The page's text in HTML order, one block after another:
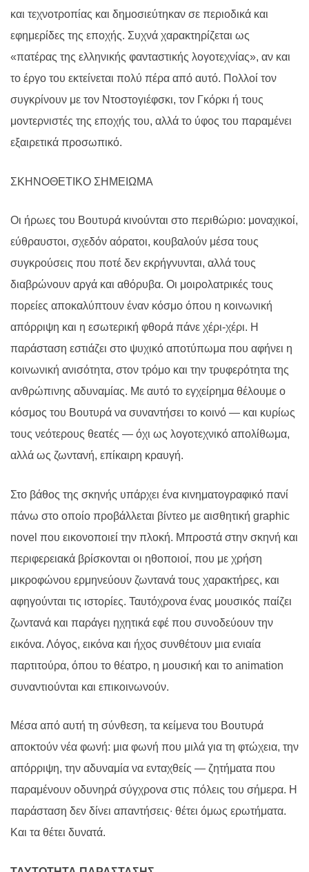
και τεχνοτροπίας και δημοσιεύτηκαν σε περιοδικά και
εφημερίδες της εποχής. Συχνά χαρακτηρίζεται ως
«πατέρας της ελληνικής φανταστικής λογοτεχνίας», αν και
το έργο του εκτείνεται πολύ πέρα από αυτό. Πολλοί τον
συγκρίνουν με τον Ντοστογιέφσκι, τον Γκόρκι ή τους
μοντερνιστές της εποχής του, αλλά το ύφος του παραμένει
εξαιρετικά προσωπικό.
ΣΚΗΝΟΘΕΤΙΚΟ ΣΗΜΕΙΩΜΑ
Οι ήρωες του Βουτυρά κινούνται στο περιθώριο: μοναχικοί,
εύθραυστοι, σχεδόν αόρατοι, κουβαλούν μέσα τους
συγκρούσεις που ποτέ δεν εκρήγνυνται, αλλά τους
διαβρώνουν αργά και αθόρυβα. Οι μοιρολατρικές τους
πορείες αποκαλύπτουν έναν κόσμο όπου η κοινωνική
απόρριψη και η εσωτερική φθορά πάνε χέρι-χέρι. Η
παράσταση εστιάζει στο ψυχικό αποτύπωμα που αφήνει η
κοινωνική ανισότητα, στον τρόμο και την τρυφερότητα της
ανθρώπινης αδυναμίας. Με αυτό το εγχείρημα θέλουμε ο
κόσμος του Βουτυρά να συναντήσει το κοινό — και κυρίως
τους νεότερους θεατές — όχι ως λογοτεχνικό απολίθωμα,
αλλά ως ζωντανή, επίκαιρη κραυγή.
Στο βάθος της σκηνής υπάρχει ένα κινηματογραφικό πανί
πάνω στο οποίο προβάλλεται βίντεο με αισθητική graphic
novel που εικονοποιεί την πλοκή. Μπροστά στην σκηνή και
περιφερειακά βρίσκονται οι ηθοποιοί, που με χρήση
μικροφώνου ερμηνεύουν ζωντανά τους χαρακτήρες, και
αφηγούνται τις ιστορίες. Ταυτόχρονα ένας μουσικός παίζει
ζωντανά και παράγει ηχητικά εφέ που συνοδεύουν την
εικόνα. Λόγος, εικόνα και ήχος συνθέτουν μια ενιαία
παρτιτούρα, όπου το θέατρο, η μουσική και το animation
συναντιούνται και επικοινωνούν.
Μέσα από αυτή τη σύνθεση, τα κείμενα του Βουτυρά
αποκτούν νέα φωνή: μια φωνή που μιλά για τη φτώχεια, την
απόρριψη, την αδυναμία να ενταχθείς — ζητήματα που
παραμένουν οδυνηρά σύγχρονα στις πόλεις του σήμερα. Η
παράσταση δεν δίνει απαντήσεις∙ θέτει όμως ερωτήματα.
Και τα θέτει δυνατά.